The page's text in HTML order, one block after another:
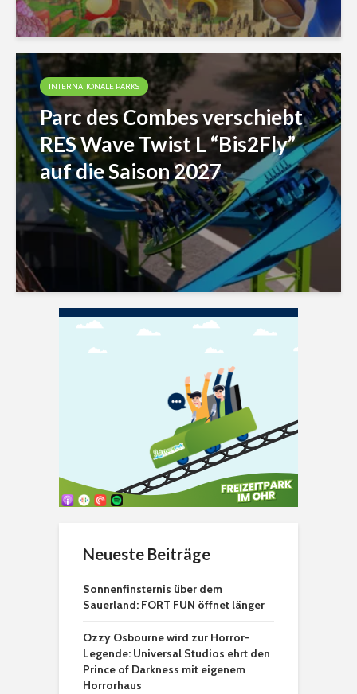
INTERNATIONALE PARKS
Parc des Combes verschiebt
RES Wave Twist L “Bis2Fly”
auf die Saison 2027
Neueste Beiträge
Sonnenfinsternis über dem
Sauerland: FORT FUN öffnet länger
Ozzy Osbourne wird zur Horror-
Legende: Universal Studios ehrt den
Prince of Darkness mit eigenem
Horrorhaus